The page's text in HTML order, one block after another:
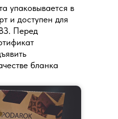
упаковывается в
и доступен для
Перед
бланка